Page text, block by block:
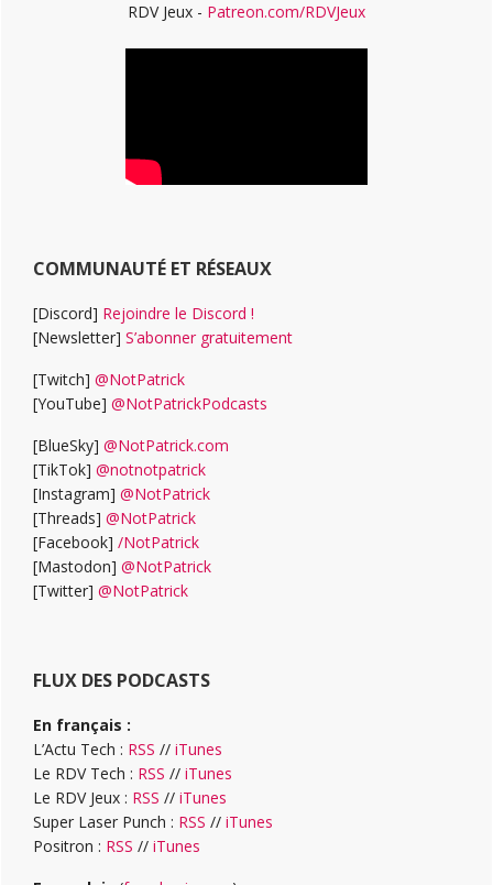
RDV Jeux - Patreon.com/RDVJeux
COMMUNAUTÉ ET RÉSEAUX
[Discord] Rejoindre le Discord !
[Newsletter] S’abonner gratuitement
[Twitch] @NotPatrick
[YouTube] @NotPatrickPodcasts
[BlueSky] @NotPatrick.com
[TikTok] @notnotpatrick
[Instagram] @NotPatrick
[Threads] @NotPatrick
[Facebook] /NotPatrick
[Mastodon] @NotPatrick
[Twitter] @NotPatrick
FLUX DES PODCASTS
En français :
L’Actu Tech : RSS // iTunes
Le RDV Tech : RSS // iTunes
Le RDV Jeux : RSS // iTunes
Super Laser Punch : RSS // iTunes
Positron : RSS // iTunes